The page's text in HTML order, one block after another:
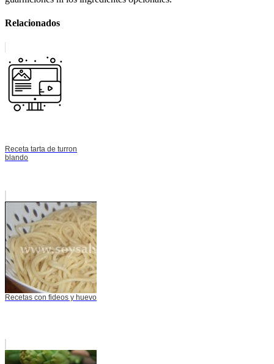
Relacionados
Receta tarta de turron
blando
Recetas con fideos y huevo